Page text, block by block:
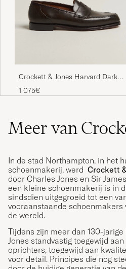
Crockett & Jones Harvard Dark
Brown Shell Cordovan
1 075€
Meer van
In de stad Northampton, in het
schoenmakerij, werd Crockett
door Charles Jones en Sir
een kleine schoenmakerij is in
sindsdien uitgegroeid tot een
vooraanstaande schoenmakers
de wereld.
Tijdens zijn meer dan 130-
Jones standvastig toegewijd
oprichters, toegewijd aan
voor detail. Principes die nog